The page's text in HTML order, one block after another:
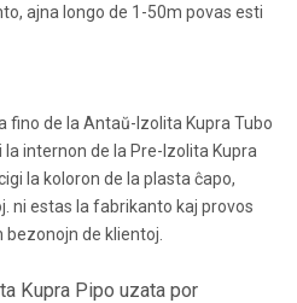
ajna longo de 1-50m povas esti
fino de la Antaŭ-Izolita Kupra Tubo
internon de la Pre-Izolita Kupra
la koloron de la plasta ĉapo,
ni estas la fabrikanto kaj provos
de klientoj.
Kupra Pipo uzata por